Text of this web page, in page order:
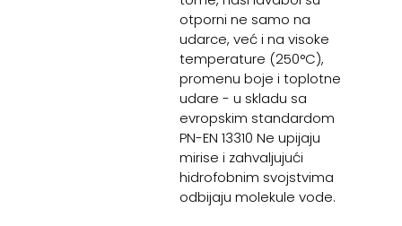
otporni ne samo na
udarce, već i na visoke
temperature (250°C),
promenu boje i toplotne
udare - u skladu sa
evropskim standardom
PN-EN 13310 Ne upijaju
mirise i zahvaljujući
hidrofobnim svojstvima
odbijaju molekule vode.